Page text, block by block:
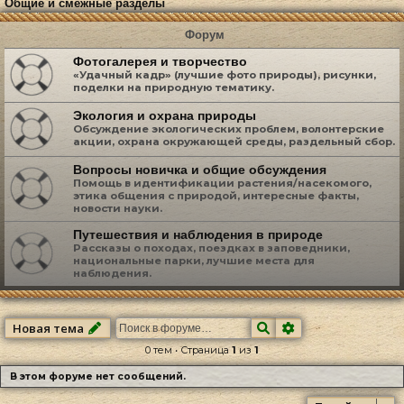
Общие и смежные разделы
Форум
Фотогалерея и творчество
«Удачный кадр» (лучшие фото природы), рисунки,
поделки на природную тематику.
Экология и охрана природы
Обсуждение экологических проблем, волонтерские
акции, охрана окружающей среды, раздельный сбор.
Вопросы новичка и общие обсуждения
Помощь в идентификации растения/насекомого,
этика общения с природой, интересные факты,
новости науки.
Путешествия и наблюдения в природе
Рассказы о походах, поездках в заповедники,
национальные парки, лучшие места для
наблюдения.
Новая тема ПоискРасширенный
0 тем • Страница1из1
В этом форуме нет сообщений.